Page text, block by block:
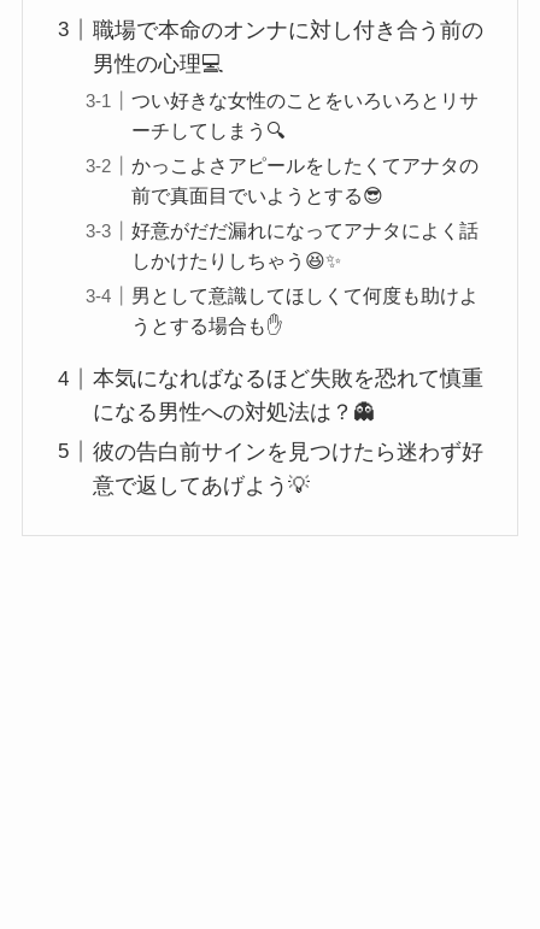
職場で本命のオンナに対し付き合う前の
男性の心理💻
つい好きな女性のことをいろいろとリサ
ーチしてしまう🔍
かっこよさアピールをしたくてアナタの
前で真面目でいようとする😎
好意がだだ漏れになってアナタによく話
しかけたりしちゃう😆✨
男として意識してほしくて何度も助けよ
うとする場合も✋
本気になればなるほど失敗を恐れて慎重
になる男性への対処法は？👻
彼の告白前サインを見つけたら迷わず好
意で返してあげよう💡